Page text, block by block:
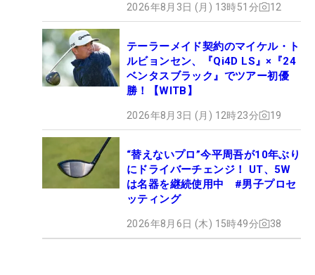
2026年8月3日 (月) 13時51分 12
テーラーメイド契約のマイケル・ト
ルビョンセン、『Qi4D LS』×『24
ベンタスブラック』でツアー初優
勝！【WITB】
2026年8月3日 (月) 12時23分 19
“替えないプロ”今平周吾が10年ぶり
にドライバーチェンジ！ UT、5W
は名器を継続使用中 #男子プロセ
ッティング
2026年8月6日 (木) 15時49分 38